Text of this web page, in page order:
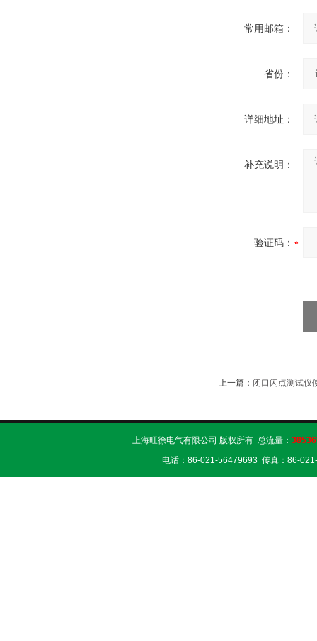
常用邮箱：
省份：
详细地址：
补充说明：
验证码：
上一篇： 闭口闪点测试仪
上海旺徐电气有限公司 版权所有 总流量：
电话：86-021-56479693 传真：86-